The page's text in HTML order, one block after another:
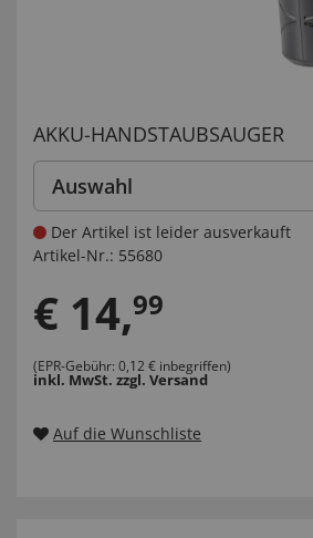
AKKU-HANDSTAUBSAUGER
Auswahl
Der Artikel ist leider ausverkauft
Artikel-Nr.: 55680
€ 14,99
(EPR-Gebühr: 0,12 € inbegriffen)
inkl. MwSt. zzgl. Versand
Auf die Wunschliste